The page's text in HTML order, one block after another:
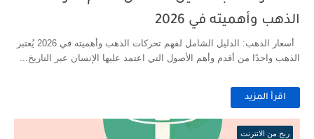
الذهب وأهميته في 2026
أسعار الذهب: الدليل الشامل لفهم تحركات الذهب وأهميته في 2026 يُعتبر
الذهب واحدًا من أقدم وأهم الأصول التي اعتمد عليها الإنسان عبر التاريخ...
اقرأ المزيد
ربح من الانترنت